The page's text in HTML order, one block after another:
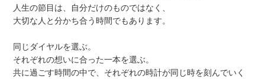
人生の節目は、自分だけのものではなく、
大切な人と分かち合う時間でもあります。
同じダイヤルを選ぶ。
それぞれの想いに合った一本を選ぶ。
共に過ごす時間の中で、それぞれの時計が同じ時を刻んでいく